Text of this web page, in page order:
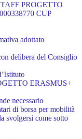
PROGETTO
CUP
adottato
delibera del Consiglio
ERASMUS+
necessario
di borsa per mobilità
svolgersi come sotto